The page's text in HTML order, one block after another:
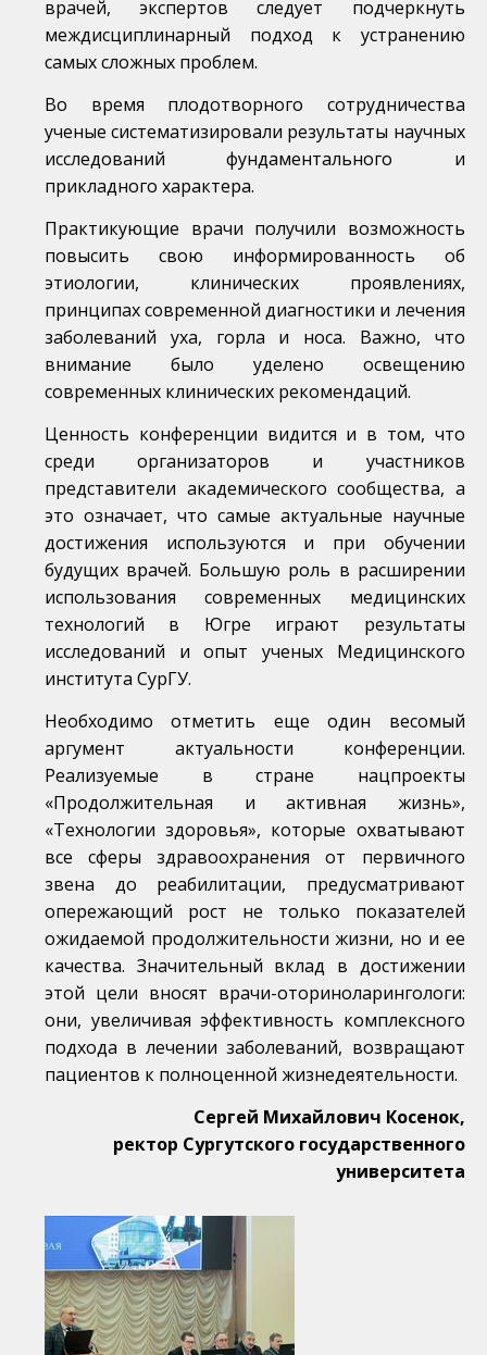
врачей, экспертов следует подчеркнуть
междисциплинарный подход к устранению
самых сложных проблем.
Во время плодотворного сотрудничества
ученые систематизировали результаты научных
исследований фундаментального и
прикладного характера.
Практикующие врачи получили возможность
повысить свою информированность об
этиологии, клинических проявлениях,
принципах современной диагностики и лечения
заболеваний уха, горла и носа. Важно, что
внимание было уделено освещению
современных клинических рекомендаций.
Ценность конференции видится и в том, что
среди организаторов и участников
представители академического сообщества, а
это означает, что самые актуальные научные
достижения используются и при обучении
будущих врачей. Большую роль в расширении
использования современных медицинских
технологий в Югре играют результаты
исследований и опыт ученых Медицинского
института СурГУ.
Необходимо отметить еще один весомый
аргумент актуальности конференции.
Реализуемые в стране нацпроекты
«Продолжительная и активная жизнь»,
«Технологии здоровья», которые охватывают
все сферы здравоохранения от первичного
звена до реабилитации, предусматривают
опережающий рост не только показателей
ожидаемой продолжительности жизни, но и ее
качества. Значительный вклад в достижении
этой цели вносят врачи-оториноларингологи:
они, увеличивая эффективность комплексного
подхода в лечении заболеваний, возвращают
пациентов к полноценной жизнедеятельности.
Сергей Михайлович Косенок,
ректор Сургутского государственного
университета